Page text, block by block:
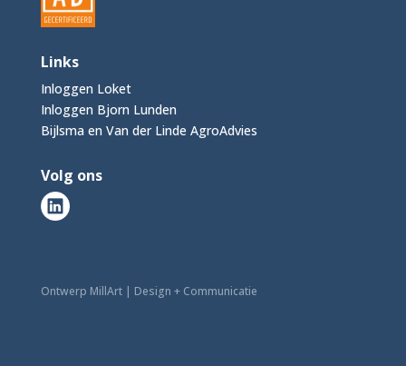
Links
Inloggen Loket
Inloggen Bjorn Lunden
Bijlsma en Van der Linde AgroAdvies
Volg ons
Ontwerp MillArt | Design + Communicatie